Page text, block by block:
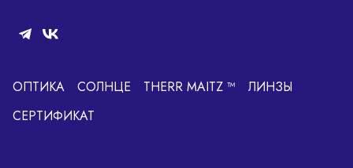
ОПТИКА СОЛНЦЕ THERR MAITZ ™
ЛИНЗЫ
СЕРТИФИКАТ